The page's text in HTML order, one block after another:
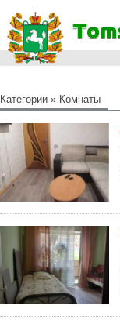
Категории » Комнаты